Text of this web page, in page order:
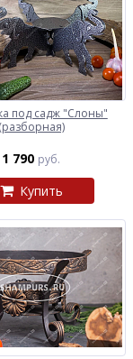
под садж "Слоны"
(разборная)
1 790 руб.
Купить